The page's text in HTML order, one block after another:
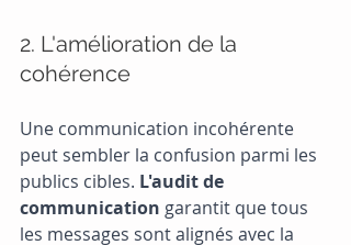
2. L'amélioration de la
cohérence
Une communication incohérente
peut sembler la confusion parmi les
publics cibles. L'audit de
communication garantit que tous
les messages sont alignés avec la